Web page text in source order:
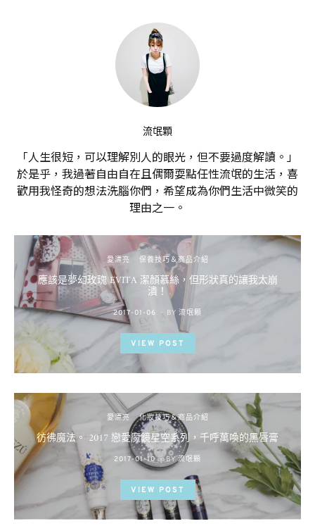
流氓顆
「人生很短，可以理解別人的眼光，但不要過度解讀。」
於是乎，我過著自由自在且偶爾耍點任性流氓的生活，喜
歡用我怪奇的想法洗腦你們，希望成為你們生活中微笑的
理由之一。
愛漂亮 保養技巧＆商品介紹
應該是夢幻玫瑰 EVITA 潔顏慕絲，但形狀真的讓我太崩
潰！
POSTED
ON
2017-01-06 BY 流氓顆
VIEW POST
愛漂亮 化妝技巧＆商品介紹
彷彿魔法。 2017 戀愛魔鏡星空系列，千呼萬喚的黑唇膏
POSTED
2017-01-10 BY 流氓顆
VIEW POST